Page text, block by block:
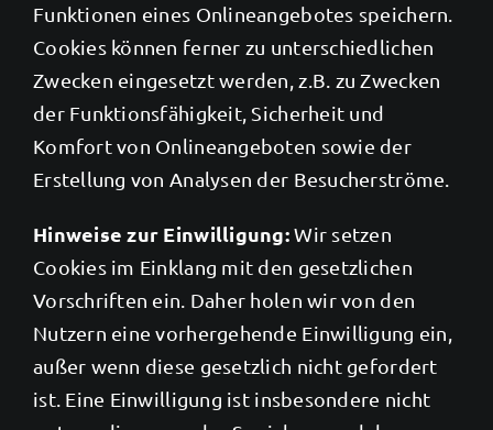
Funktionen eines Onlineangebotes speichern.
Cookies können ferner zu unterschiedlichen
Zwecken eingesetzt werden, z.B. zu Zwecken
der Funktionsfähigkeit, Sicherheit und
Komfort von Onlineangeboten sowie der
Erstellung von Analysen der Besucherströme.
Hinweise zur Einwilligung:Wir setzen
Cookies im Einklang mit den gesetzlichen
Vorschriften ein. Daher holen wir von den
Nutzern eine vorhergehende Einwilligung ein,
außer wenn diese gesetzlich nicht gefordert
ist. Eine Einwilligung ist insbesondere nicht